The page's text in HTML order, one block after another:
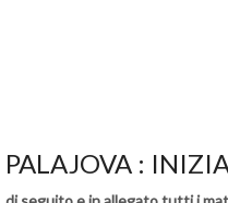
PALAJOVA :